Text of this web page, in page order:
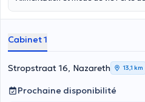
Cabinet 1
Stropstraat 16, Nazareth 13,1 km
Prochaine disponibilité